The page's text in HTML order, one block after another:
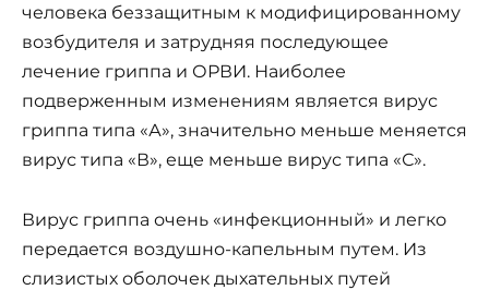
человека беззащитным к модифицированному
возбудителя и затрудняя последующее
лечение гриппа и ОРВИ. Наиболее
подверженным изменениям является вирус
гриппа типа «А», значительно меньше меняется
вирус типа «В», еще меньше вирус типа «С».
Вирус гриппа очень «инфекционный» и легко
передается воздушно-капельным путем. Из
слизистых оболочек дыхательных путей